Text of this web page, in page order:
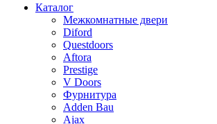
Каталог
Межкомнатные двери
Diford
Questdoors
Aftora
Prestige
V Doors
Фурнитура
Adden Bau
Ajax